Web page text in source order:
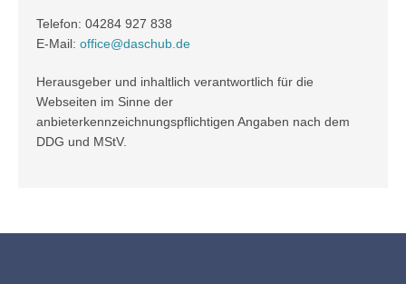
Telefon: 04284 927 838
E-Mail: office@daschub.de
Herausgeber und inhaltlich verantwortlich für die
Webseiten im Sinne der
anbieterkennzeichnungspflichtigen Angaben nach dem
DDG und MStV.